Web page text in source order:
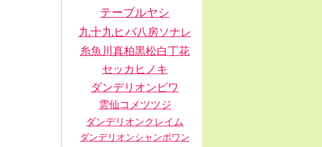
テーブルヤシ
九十九ヒバ八房ソナレ
糸魚川真柏黒松白丁花
セッカヒノキ
ダンデリオン ビワ
雲仙コメツツジ
ダンデリオンクレイム
ダンデリオンシャンポワン